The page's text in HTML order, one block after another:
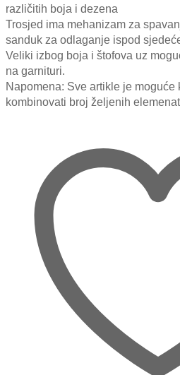
različitih boja i dezena
Trosjed ima mehanizam za
sanduk za odlaganje ispod
Veliki izbog boja i štofova uz
na garnituri.
Napomena: Sve artikle je
kombinovati broj željenih